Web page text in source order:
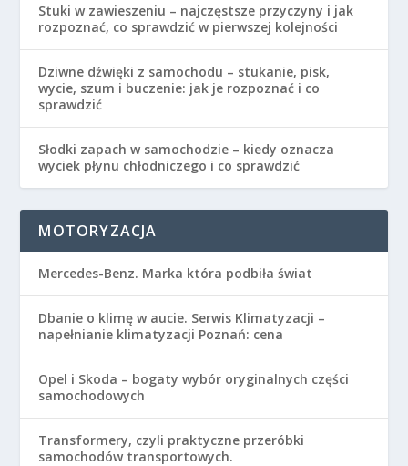
Stuki w zawieszeniu – najczęstsze przyczyny i jak
rozpoznać, co sprawdzić w pierwszej kolejności
Dziwne dźwięki z samochodu – stukanie, pisk,
wycie, szum i buczenie: jak je rozpoznać i co
sprawdzić
Słodki zapach w samochodzie – kiedy oznacza
wyciek płynu chłodniczego i co sprawdzić
MOTORYZACJA
Mercedes-Benz. Marka która podbiła świat
Dbanie o klimę w aucie. Serwis Klimatyzacji –
napełnianie klimatyzacji Poznań: cena
Opel i Skoda – bogaty wybór oryginalnych części
samochodowych
Transformery, czyli praktyczne przeróbki
samochodów transportowych.